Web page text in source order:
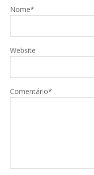
Nome*
Website
Comentário*